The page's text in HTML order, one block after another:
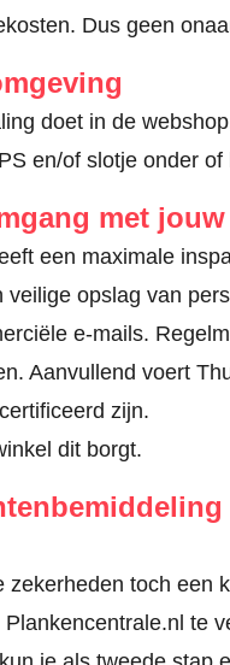
Dus geen
doet in de
en/of slotje onder
met
een maximale
veilige opslag van
e-mails.
Aanvullend voert
zijn.
dit borgt.
zekerheden toch een
te